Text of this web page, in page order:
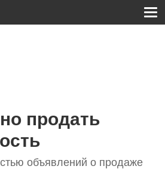
продать
объявлений о продаже